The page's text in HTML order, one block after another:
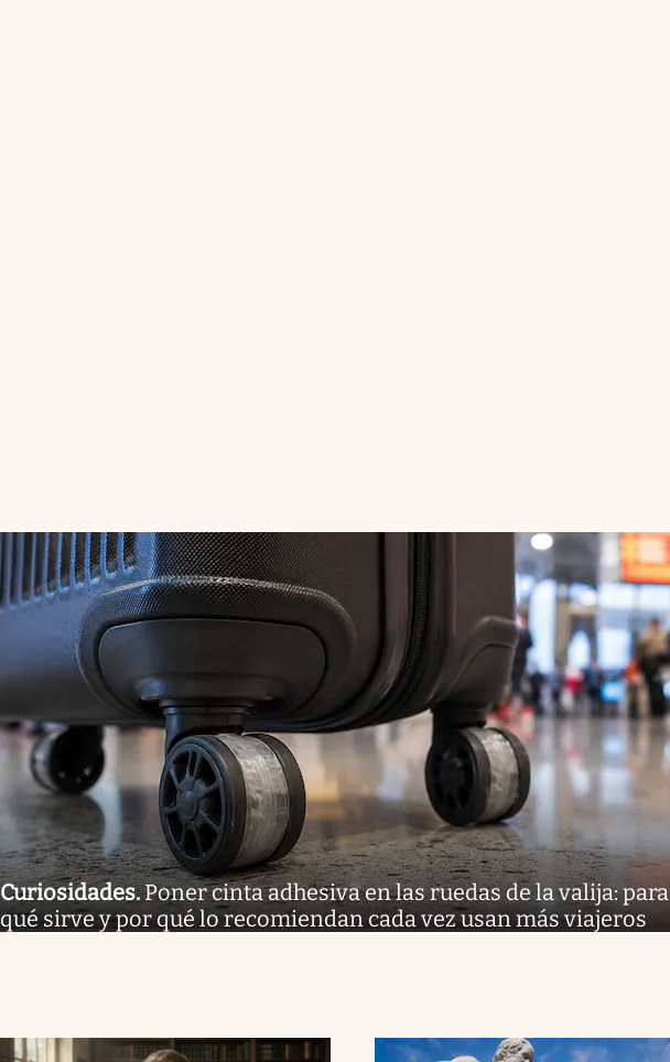
Curiosidades.Poner cinta adhesiva en las ruedas de la valija: para
qué sirve y por qué lo recomiendan cada vez usan más viajeros